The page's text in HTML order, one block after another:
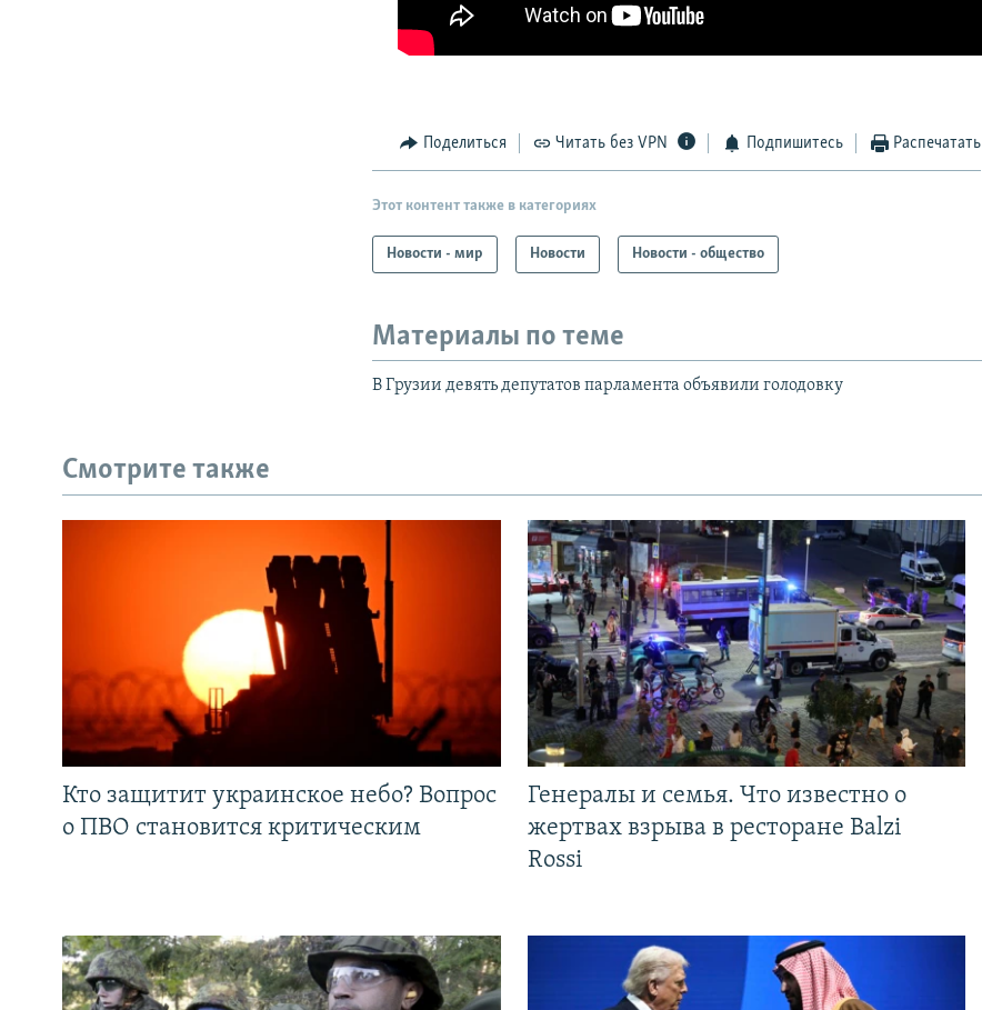
Поделиться Читать без VPN Подпишитесь Распечатать
Этот контент также в категориях
Новости - мир Новости Новости - общество
Материалы по теме
В Грузии девять депутатов парламента объявили голодовку
Смотрите также
Кто защитит украинское небо? Вопрос
о ПВО становится критическим
Генералы и семья. Что известно о
жертвах взрыва в ресторане Balzi
Rossi